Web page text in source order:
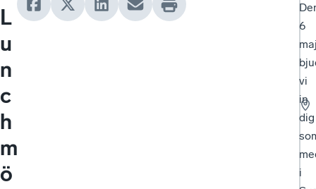
L
u
n
c
h
m
ö
6
vi
in
dig
i